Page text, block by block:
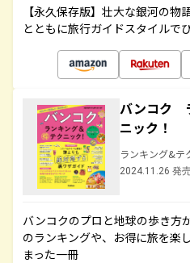
【永久保存版】壮大な銀河の
とともに旅行ガイドスタイルで
バンコク
ニック！
ランキング&テ
2024.11.26 発
バンコクのプロと地球の歩き方
のランキングや、お得に旅を楽
まった一冊